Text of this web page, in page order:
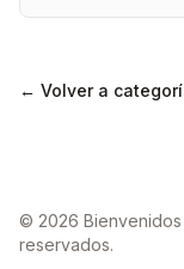
← Volver a
© 2026
reservados.